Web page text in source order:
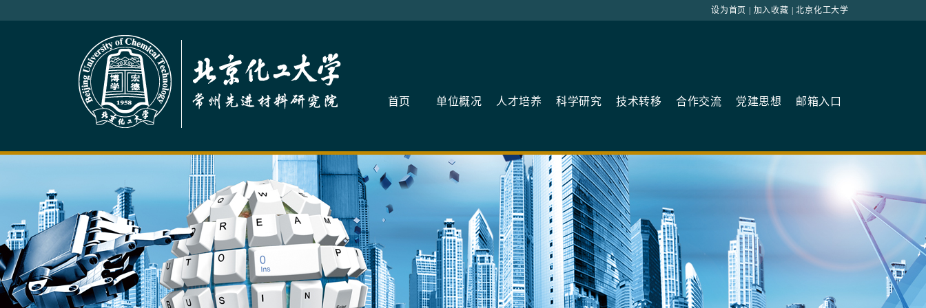
设为首页 加入收藏 |北京化工大学
首页 单位概况 人才培养 科学研究 技术转移 合作交流 党建思想 邮箱入口